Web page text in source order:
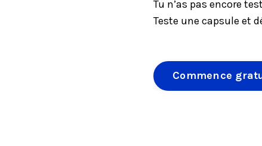
Tu n’as pas encore
Teste une capsule et
Commence